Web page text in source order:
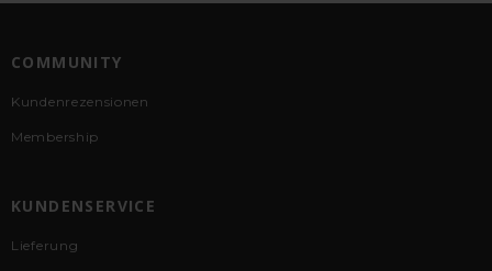
COMMUNITY
Kundenrezensionen
Membership
KUNDENSERVICE
Lieferung